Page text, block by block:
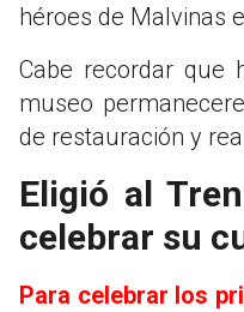
héroes de Malvinas
Cabe recordar que
museo
de restauración y
Eligió al
celebrar su
Para celebrar los